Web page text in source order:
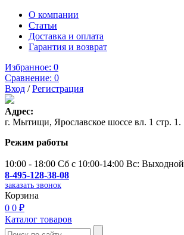
О компании
Статьи
Доставка и оплата
Гарантия и возврат
Избранное: 0
Сравнение: 0
Вход /Регистрация
Адрес:
г. Мытищи, Ярославское шоссе вл. 1 стр. 1.
Режим работы
10:00 - 18:00 Сб с 10:00-14:00 Вс: Выходной
8-495-128-38-08
заказать звонок
Корзина
0 0 ₽
Каталог товаров